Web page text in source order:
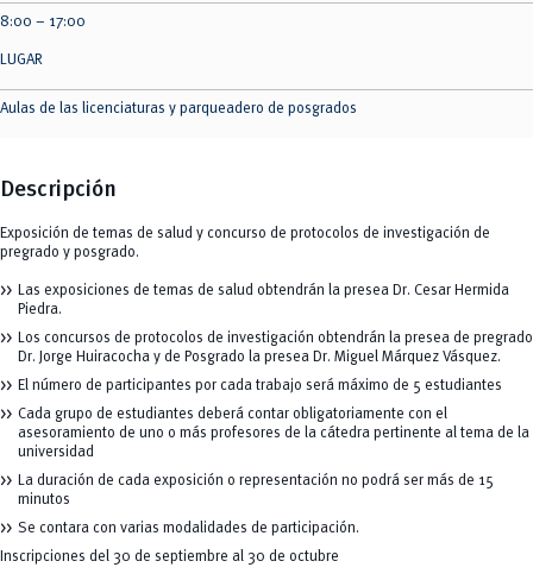
8:00 – 17:00
LUGAR
Aulas de las licenciaturas y parqueadero de posgrados
Descripción
Exposición de temas de salud y concurso de protocolos de investigación de
pregrado y posgrado.
Las exposiciones de temas de salud obtendrán la presea Dr. Cesar Hermida
Piedra.
Los concursos de protocolos de investigación obtendrán la presea de pregrado
Dr. Jorge Huiracocha y de Posgrado la presea Dr. Miguel Márquez Vásquez.
El número de participantes por cada trabajo será máximo de 5 estudiantes
Cada grupo de estudiantes deberá contar obligatoriamente con el
asesoramiento de uno o más profesores de la cátedra pertinente al tema de la
universidad
La duración de cada exposición o representación no podrá ser más de 15
minutos
Se contara con varias modalidades de participación.
Inscripciones del 30 de septiembre al 30 de octubre